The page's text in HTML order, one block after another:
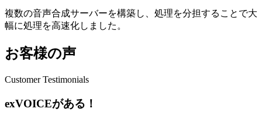
複数の音声合成サーバーを構築し、処理を分担することで大
幅に処理を高速化しました。
お客様の声
Customer Testimonials
exVOICEがある！